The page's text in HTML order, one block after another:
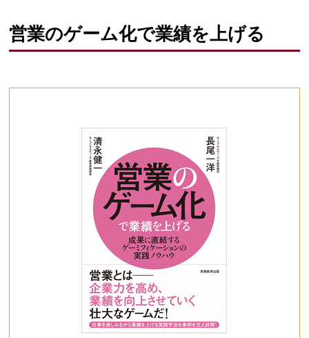
営業のゲーム化で業績を上げる